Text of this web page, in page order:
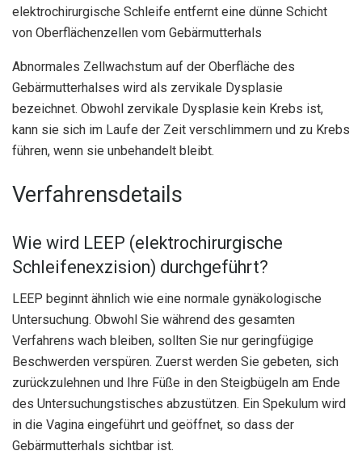
elektrochirurgische Schleife entfernt eine dünne Schicht
von Oberflächenzellen vom Gebärmutterhals
Abnormales Zellwachstum auf der Oberfläche des
Gebärmutterhalses wird als zervikale Dysplasie
bezeichnet. Obwohl zervikale Dysplasie kein Krebs ist,
kann sie sich im Laufe der Zeit verschlimmern und zu Krebs
führen, wenn sie unbehandelt bleibt.
Verfahrensdetails
Wie wird LEEP (elektrochirurgische
Schleifenexzision) durchgeführt?
LEEP beginnt ähnlich wie eine normale gynäkologische
Untersuchung. Obwohl Sie während des gesamten
Verfahrens wach bleiben, sollten Sie nur geringfügige
Beschwerden verspüren. Zuerst werden Sie gebeten, sich
zurückzulehnen und Ihre Füße in den Steigbügeln am Ende
des Untersuchungstisches abzustützen. Ein Spekulum wird
in die Vagina eingeführt und geöffnet, so dass der
Gebärmutterhals sichtbar ist.